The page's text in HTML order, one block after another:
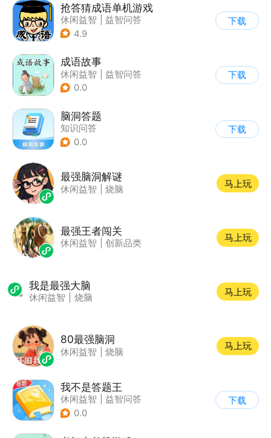
抢答猜成语单机游戏
休闲益智
益智问答
| 成语
4.9
下载
成语故事
休闲益智
益智问答
| 成语
0.0
下载
脑洞答题
知识问答
0.0
下载
最强脑洞解谜
休闲益智 烧脑
马上玩
最强王者闯关
休闲益智 创新品类
马上玩
我是最强大脑
休闲益智 烧脑
马上玩
80最强脑洞
休闲益智 烧脑
马上玩
我不是答题王
休闲益智
益智问答
| 推理
0.0
下载